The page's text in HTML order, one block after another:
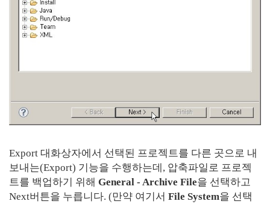
Export 대화상자에서 선택된 프로젝트를 다른 곳으로 내
보내는(Export) 기능을 수행하는데, 압축파일로 프로젝
트를 백업하기 위해 General - Archive File을 선택하고
Next버튼을 누릅니다. (만약 여기서 File System을 선택